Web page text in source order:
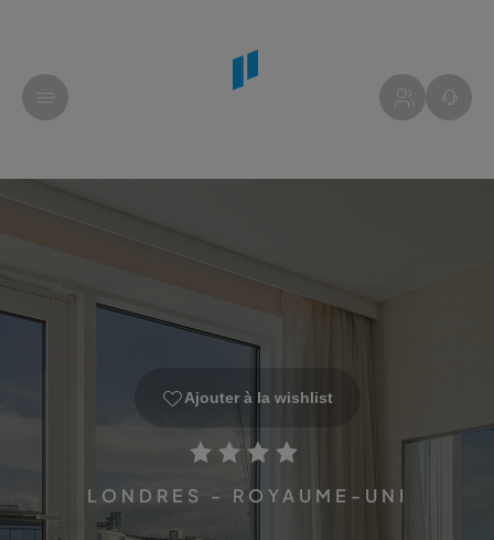
Ajouter à la wishlist
LONDRES - ROYAUME-UNI